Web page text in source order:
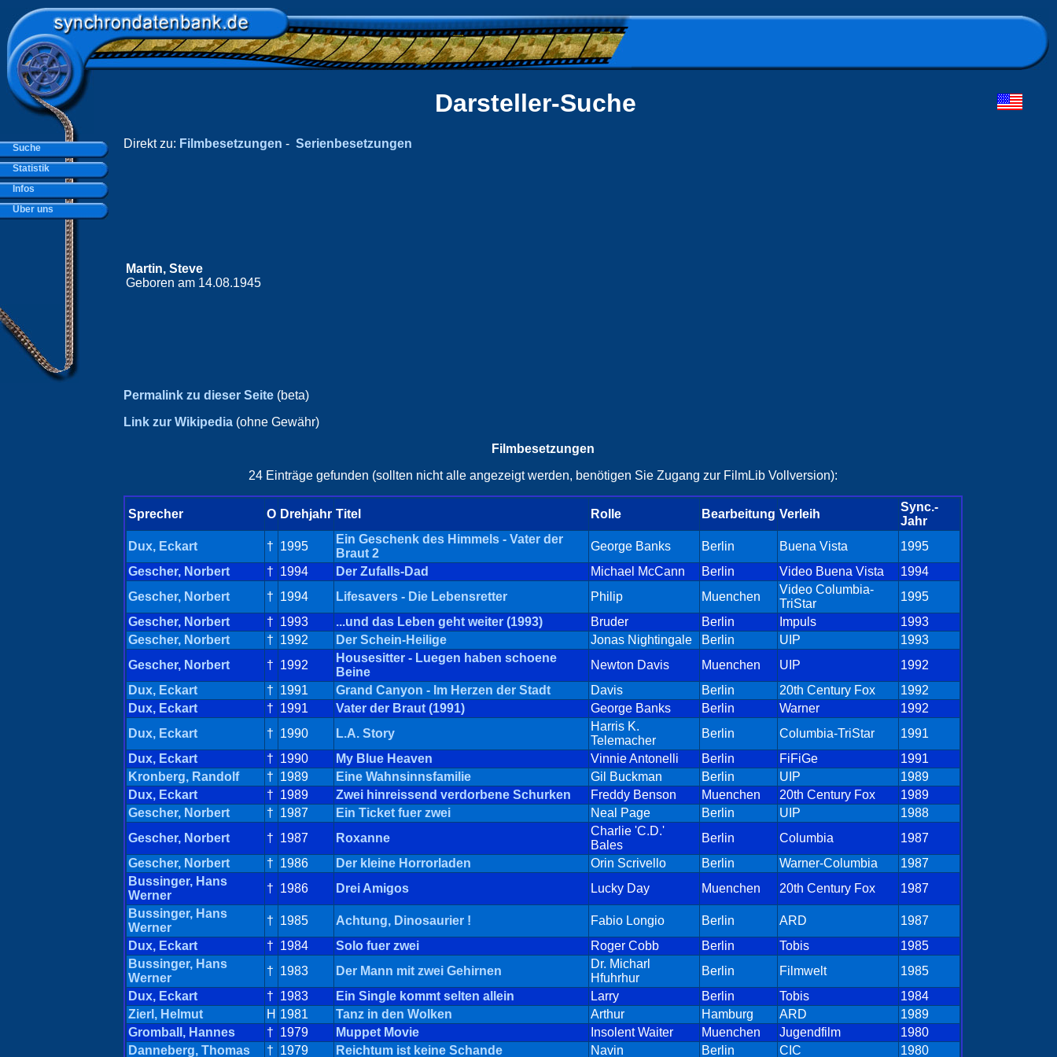
Darsteller-Suche
Direkt zu: Filmbesetzungen - Serienbesetzungen
Martin, Steve
Geboren am 14.08.1945
Permalink zu dieser Seite (beta)
Link zur Wikipedia (ohne Gewähr)
Filmbesetzungen
24 Einträge gefunden (sollten nicht alle angezeigt werden, benötigen Sie Zugang zur FilmLib Vollversion):
Sprecher O Drehjahr Titel Rolle Bearbeitung Verleih
Sync.-
Jahr
Dux, Eckart
† 1995
Ein Geschenk des Himmels - Vater der
Braut 2
George Banks Berlin Buena Vista
1995
Gescher, Norbert
† 1994 Der Zufalls-Dad Michael McCann Berlin Video Buena Vista
1994
Gescher, Norbert
† 1994 Lifesavers - Die Lebensretter Philip Muenchen
Video Columbia-
TriStar
1995
Gescher, Norbert
† 1993 ...und das Leben geht weiter (1993) Bruder Berlin Impuls
1993
Gescher, Norbert
† 1992 Der Schein-Heilige Jonas Nightingale Berlin UIP
1993
Gescher, Norbert
† 1992
Housesitter - Luegen haben schoene
Beine
Newton Davis Muenchen UIP
1992
Dux, Eckart
† 1991 Grand Canyon - Im Herzen der Stadt Davis Berlin 20th Century Fox
1992
Dux, Eckart
† 1991 Vater der Braut (1991) George Banks Berlin Warner
1992
Dux, Eckart
† 1990 L.A. Story
Harris K.
Telemacher
Berlin Columbia-TriStar
1991
Dux, Eckart
† 1990 My Blue Heaven Vinnie Antonelli Berlin FiFiGe
1991
Kronberg, Randolf
† 1989 Eine Wahnsinnsfamilie Gil Buckman Berlin UIP
1989
Dux, Eckart
† 1989 Zwei hinreissend verdorbene Schurken Freddy Benson Muenchen 20th Century Fox
1989
Gescher, Norbert
† 1987 Ein Ticket fuer zwei Neal Page Berlin UIP
1988
Gescher, Norbert
† 1987 Roxanne
Charlie 'C.D.'
Bales
Berlin Columbia
1987
Gescher, Norbert
† 1986 Der kleine Horrorladen Orin Scrivello Berlin Warner-Columbia
1987
Bussinger, Hans
Werner
† 1986 Drei Amigos Lucky Day Muenchen 20th Century Fox
1987
Bussinger, Hans
Werner
† 1985 Achtung, Dinosaurier ! Fabio Longio Berlin ARD
1987
Dux, Eckart
† 1984 Solo fuer zwei Roger Cobb Berlin Tobis
1985
Bussinger, Hans
Werner
† 1983 Der Mann mit zwei Gehirnen
Dr. Micharl
Hfuhrhur
Berlin Filmwelt
1985
Dux, Eckart
† 1983 Ein Single kommt selten allein Larry Berlin Tobis
1984
Zierl, Helmut
H 1981 Tanz in den Wolken Arthur Hamburg ARD
1989
Gromball, Hannes
† 1979 Muppet Movie Insolent Waiter Muenchen Jugendfilm
1980
Danneberg, Thomas
† 1979 Reichtum ist keine Schande Navin Berlin CIC 1980
Suche
Statistik
Infos
Über uns